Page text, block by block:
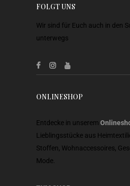
FOLGT UNS
Wir sind für Euch auch in den
unterwegs
ONLINESHOP
Entdecke in unserem
Lieblingsstücke aus
Stoffen, Wohnaccessoires,
Mode.